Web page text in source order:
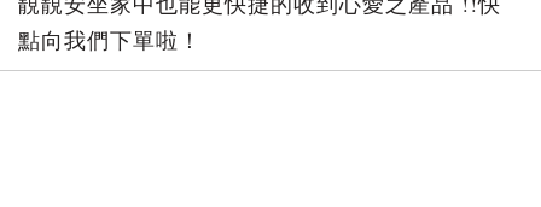
點向我們下單啦！